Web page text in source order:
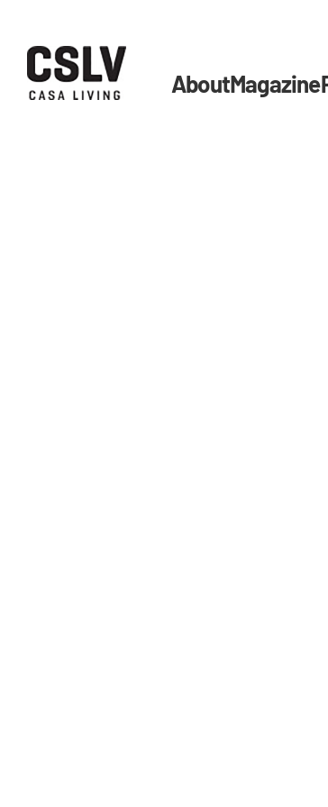
AboutMagazine